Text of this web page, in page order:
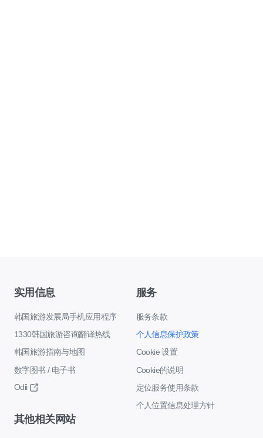
实用信息
韩国旅游发展局手机应用程序
1330韩国旅游咨询翻译热线
韩国旅游指南与地图
数字图书 / 电子书
Odii
服务
服务条款
个人信息保护政策
Cookie 设置
Cookie的说明
定位服务使用条款
个人位置信息处理方针
其他相关网站